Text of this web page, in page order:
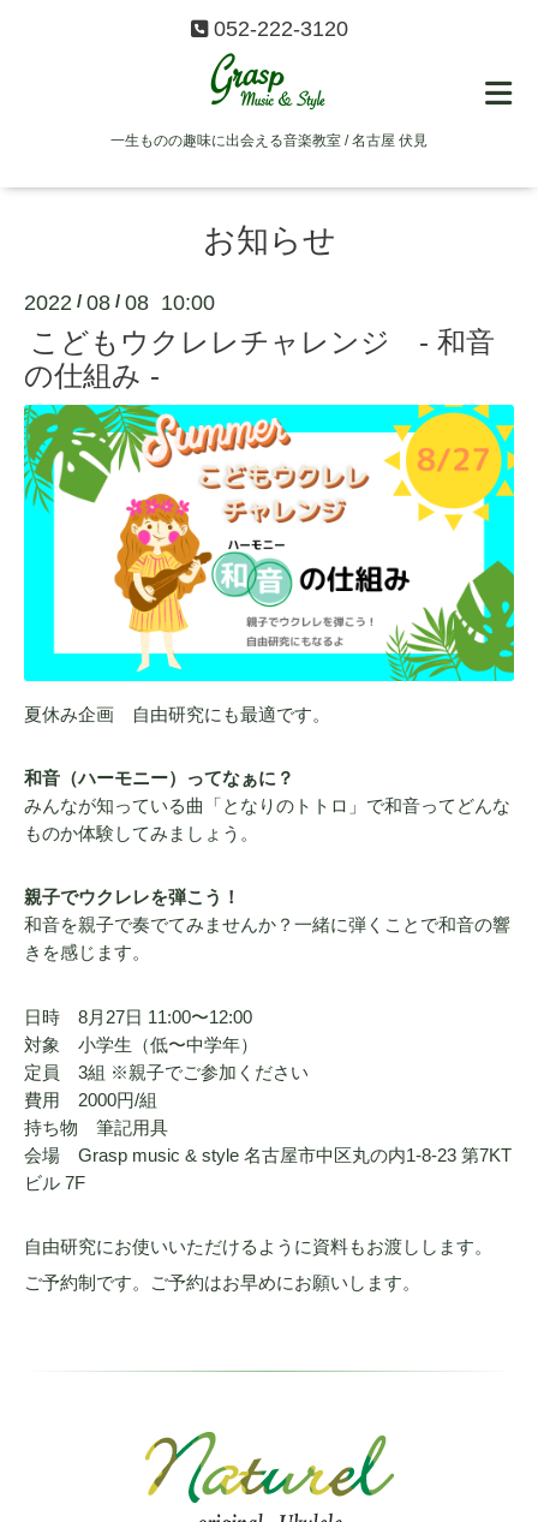
052-222-3120
一生ものの趣味に出会える音楽教室 / 名古屋 伏見
お知らせ
2022 / 08 / 08 10:00
こどもウクレレチャレンジ - 和音
の仕組み -
夏休み企画 自由研究にも最適です。
和音（ハーモニー）ってなぁに？
みんなが知っている曲「となりのトトロ」で和音ってどんな
ものか体験してみましょう。
親子でウクレレを弾こう！
和音を親子で奏でてみませんか？一緒に弾くことで和音の響
きを感じます。
日時 8月27日 11:00〜12:00
対象 小学生（低〜中学年）
定員 3組 ※親子でご参加ください
費用 2000円/組
持ち物 筆記用具
会場 Grasp music & style 名古屋市中区丸の内1-8-23 第7KT
ビル 7F
自由研究にお使いいただけるように資料もお渡しします。
ご予約制です。ご予約はお早めにお願いします。